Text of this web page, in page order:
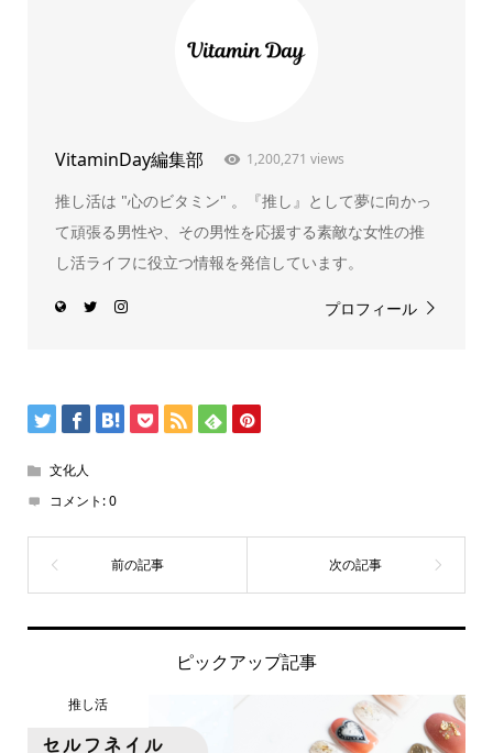
VitaminDay編集部 1,200,271 views
推し活は "心のビタミン" 。『推し』として夢に向かっ
て頑張る男性や、その男性を応援する素敵な女性の推
し活ライフに役立つ情報を発信しています。
プロフィール
文化人
コメント:0
ピックアップ記事
推し活